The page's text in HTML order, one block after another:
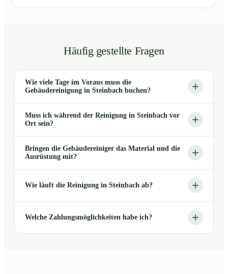
Häufig gestellte Fragen
Wie viele Tage im Voraus muss die
Gebäudereinigung in Steinbach buchen?
Muss ich während der Reinigung in Steinbach vor
Ort sein?
Bringen die Gebäudereiniger das Material und die
Ausrüstung mit?
Wie läuft die Reinigung in Steinbach ab?
Welche Zahlungsmöglichkeiten habe ich?